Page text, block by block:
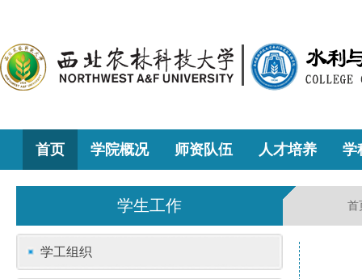
首页 学院概况 师资队伍 人才培养 学
学生工作 首
学工组织